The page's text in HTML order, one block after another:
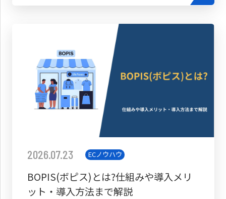
2026.07.23 ECノウハウ
BOPIS(ボピス)とは?仕組みや導入メリ
ット・導入方法まで解説